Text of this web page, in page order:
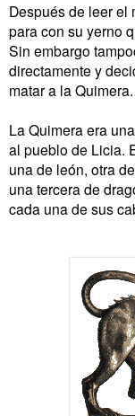
Después de leer el
para con su yerno
Sin embargo
directamente y
matar a la Quimera.
La Quimera era
al pueblo de Licia.
una de león, otra
una tercera de
cada una de sus